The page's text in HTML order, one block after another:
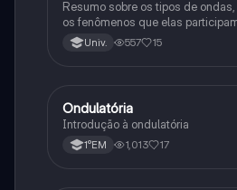
Resumo sobre os tipos de
os fenômenos que elas
Univ. 557 15
Física
Ondulatória
Introdução à ondulatória
1°EM 1,013 17